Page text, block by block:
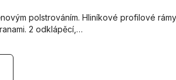
polstrováním. Hliníkové profilové
2 odklápěcí,…